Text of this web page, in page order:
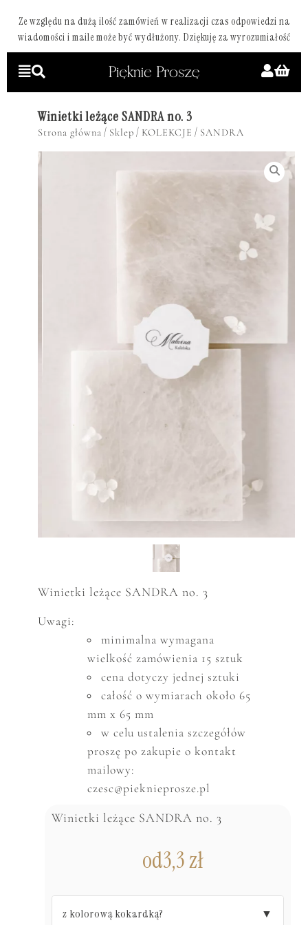
Ze względu na dużą ilość zamówień w realizacji czas odpowiedzi na
wiadomości i maile może być wydłużony. Dziękuję za wyrozumiałość
Winietki leżące SANDRA no. 3
Strona główna / Sklep / KOLEKCJE / SANDRA
Winietki leżące SANDRA no. 3
Uwagi:
minimalna wymagana
wielkość zamówienia 15 sztuk
cena dotyczy jednej sztuki
całość o wymiarach około 65
mm x 65 mm
w celu ustalenia szczegółów
proszę po zakupie o kontakt
mailowy:
czesc@pieknieprosze.pl
Winietki leżące SANDRA no. 3
od3,3zł
z kolorową kokardką? ▼